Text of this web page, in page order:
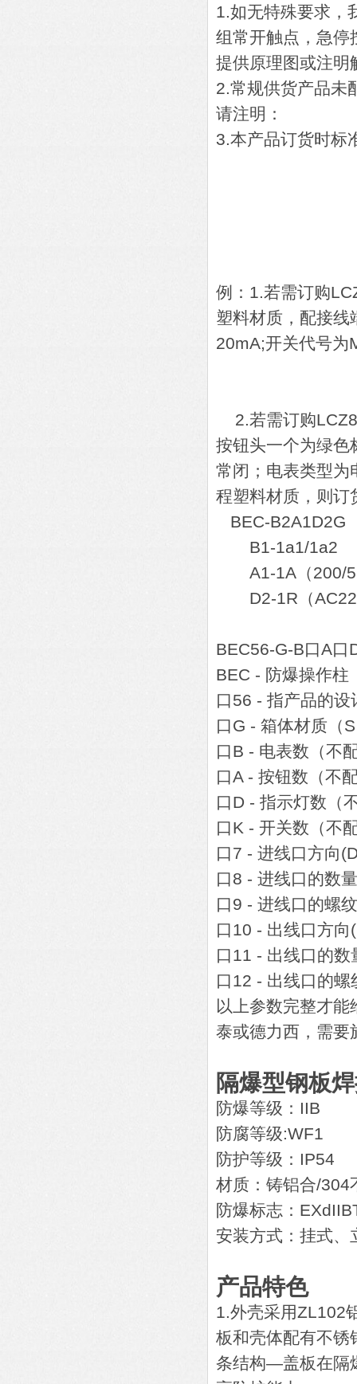
1.如无特殊要求，
组常开触点，急停
提供原理图或注明
2.常规供货产品未
请注明：
3.本产品订货时标
例：1.若需订购
塑料材质，配接
20mA;开关代号为
2.若需订购
按钮头一个为绿色
常闭；电表类型为
程塑料材质，则订
BEC-B2A1D2G
B1-1a1/1a2
A1-1A（200/5
D2-1R（
BEC56-G-B口A口
BEC - 防爆操作柱
口56 - 指产品的
口G - 箱体材质（
口B - 电表数（不
口A - 按钮数（不
口D - 指示灯数（
口K - 开关数（不
口7 - 进线口方向
口8 - 进线口的数量
口9 - 进线口的螺
口10 - 出线口方
口11 - 出线口的数
口12 - 出线
以上参数完整才
泰或德力西，需要
隔爆型钢板
防爆等级：IIB
防腐等级:WF1
防护等级：IP54
材质：铸铝合/304
防爆标志：
安装方式：挂式、
产品特色
1.外壳采用ZL102
板和壳体配有不锈
条结构—盖板在隔